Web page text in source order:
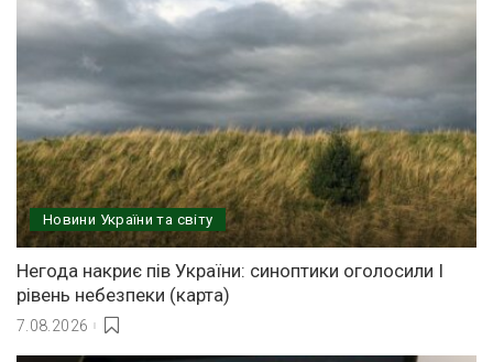
Новини України та світу
Негода накриє пів України: синоптики оголосили І
рівень небезпеки (карта)
7.08.2026